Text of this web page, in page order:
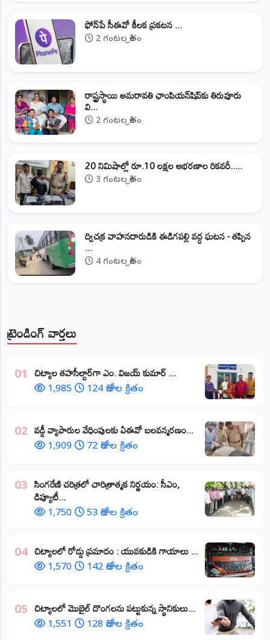
ట్రెండింగ్ వార్తలు
01 ​చిట్యాల తహసీల్దార్‌గా ఎం. విజయ్ కుమార్ ...
1,985 124 రోజుల క్రితం
02 వడ్డీ వ్యాపారుల వేధింపులకు ఏఈవో బలవన్మరణం...
1,909 72 రోజుల క్రితం
03 ​సింగరేణి చరిత్రలో చారిత్రాత్మక నిర్ణయం: సీఎం,
డిప్యూటీ...
1,750 53 రోజుల క్రితం
04 చిట్యాలలో రోడ్డు ప్రమాదం : యువకుడికి గాయాలు ​...
1,570 142 రోజుల క్రితం
05 చిట్యాలలో మొబైల్ దొంగలను పట్టుకున్న స్థానికులు...
1,551 128 రోజుల క్రితం
ఫోన్‌పే సీఈవో కీలక ప్రకటన ...
2 గంటల క్రితం
రాష్ట్రస్థాయి అమరావతి ఛాంపియన్‌షిప్‌కు తిరువూరు
వి...
2 గంటల క్రితం
20 నిమిషాల్లో రూ.10 లక్షల ఆభరణాల రికవరీ.....
3 గంటల క్రితం
ద్విచక్ర వాహనదారుడికి ఈడిగపల్లి వద్ద ఘటన - తప్పిన
...
4 గంటల క్రితం